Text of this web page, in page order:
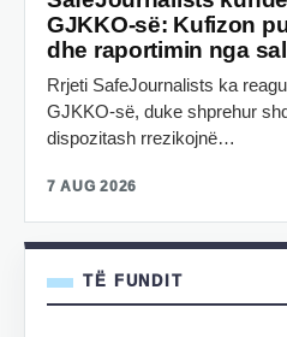
GJKKO-së: Kufizon
dhe raportimin nga
Rrjeti SafeJournalists ka
GJKKO-së, duke shprehur
dispozitash rrezikojnë…
7 AUG 2026
TË FUNDIT